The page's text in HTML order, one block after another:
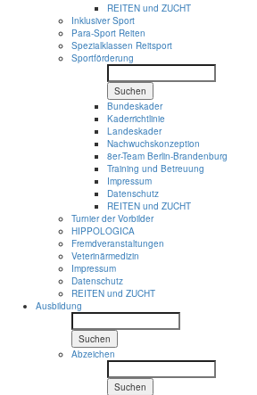
REITEN und ZUCHT
Inklusiver Sport
Para-Sport Reiten
Spezialklassen Reitsport
Sportförderung
Suchen
Bundeskader
Kaderrichtlinie
Landeskader
Nachwuchskonzeption
8er-Team Berlin-Brandenburg
Training und Betreuung
Impressum
Datenschutz
REITEN und ZUCHT
Turnier der Vorbilder
HIPPOLOGICA
Fremdveranstaltungen
Veterinärmedizin
Impressum
Datenschutz
REITEN und ZUCHT
Ausbildung
Suchen
Abzeichen
Suchen